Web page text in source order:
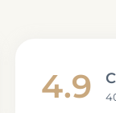
4.9